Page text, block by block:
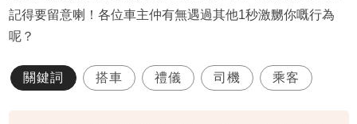
記得要留意喇！各位車主仲有無遇過其他1秒激嬲你嘅行為
呢？
關鍵詞 搭車 禮儀 司機 乘客